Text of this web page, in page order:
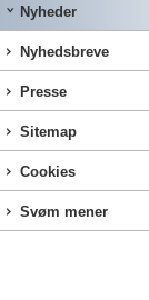
Nyheder
Nyhedsbreve
Presse
Sitemap
Cookies
Svøm mener